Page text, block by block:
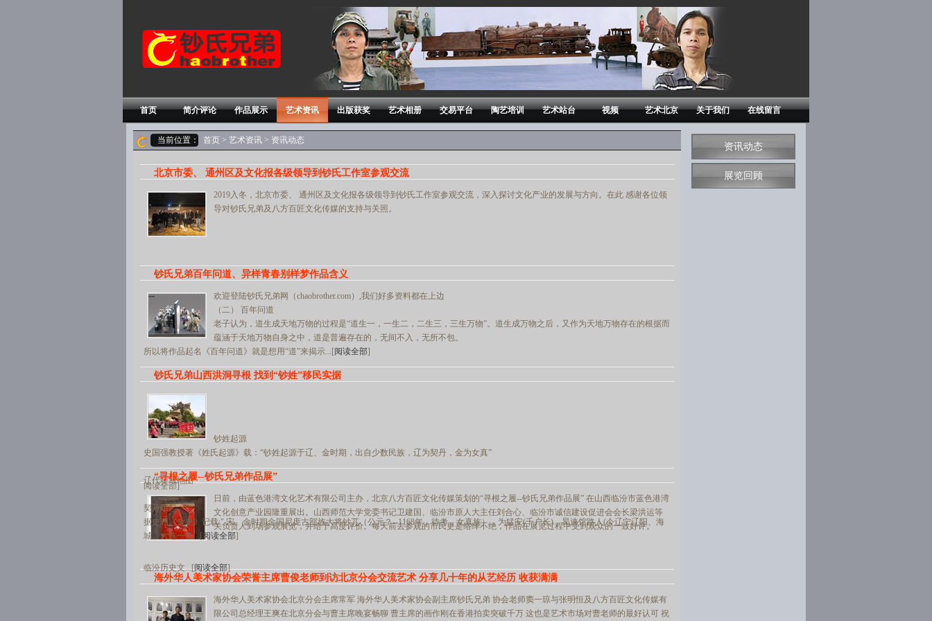
首页 简介评论 作品展示 艺术资讯 出版获奖 艺术相册 交易平台 陶艺培训 艺术站台 视频 艺术北京 关于我们 在线留言
当前位置： 首页 > 艺术资讯 > 资讯动态
北京市委、 通州区及文化报各级领导到钞氏工作室参观交流
2019入冬，北京市委、 通州区及文化报各级领导到钞氏工作室参观交流，深入探讨文化产业的发展与方向。在此 感谢各位领
导对钞氏兄弟及八方百匠文化传媒的支持与关照。
阅读全部]
钞氏兄弟百年问道、异样青春别样梦作品含义
欢迎登陆钞氏兄弟网（chaobrother.com）,我们好多资料都在上边
（二） 百年问道
老子认为，道生成天地万物的过程是“道生一，一生二，二生三，三生万物”。道生成万物之后，又作为天地万物存在的根据而
蕴涵于天地万物自身之中，道是普遍存在的，无间不入，无所不包。
所以将作品起名《百年问道》就是想用“道”来揭示...[阅读全部]
钞氏兄弟山西洪洞寻根 找到“钞姓”移民实据
钞姓起源
史国强教授著《姓氏起源》载：“钞姓起源于辽、金时期，出自少数民族，辽为契丹，金为女真”
辽代疆域地图
契丹崛起
据史籍《金史》记载:" 宋、金时期金国尼庞古部族大将钞兀（公元？--1168年，待考，女真族），为猛安(千户长)，曷速馆路人(今辽宁辽阳、海
城、大连一带...[ 阅读全部]
“寻根之履--钞氏兄弟作品展”
日前，由蓝色港湾文化艺术有限公司主办，北京八方百匠文化传媒策划的“寻根之履--钞氏兄弟作品展” 在山西临汾市蓝色港湾
文化创意产业园隆重展出。山西师范大学党委书记卫建国、临汾市原人大主任刘合心、临汾市诚信建设促进会会长梁洪运等
关负责人到场参观展览，并给予高度评价。每天前去参观的市民更是络绎不绝，作品在展览过程中受到观众的一致好评。
临汾历史文...[阅读全部]
海外华人美术家协会荣誉主席曹俊老师到访北京分会交流艺术 分享几十年的从艺经历 收获满满
海外华人美术家协会北京分会主席常军 海外华人美术家协会副主席钞氏兄弟 协会老师窦一琼与张明恒及八方百匠文化传媒有
限公司总经理王爽在北京分会与曹主席晚宴畅聊 曹主席的画作刚在香港拍卖突破千万 这也是艺术市场对曹老师的最好认可 祝
资讯动态
展览回顾